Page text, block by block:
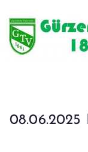
08.06.2025